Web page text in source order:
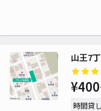
山王7
時間貸